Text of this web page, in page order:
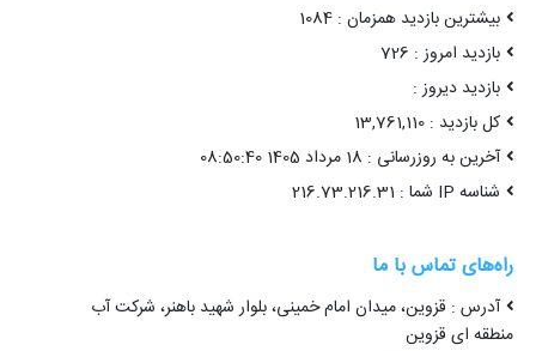
بیشترین بازدید همزمان : 1084
بازدید امروز : 726
بازدید دیروز :
کل بازدید : 13,761,110
آخرین به روزرسانی : 18 مرداد 1405 08:50:40
شناسه IP شما : 216.73.216.31
راه‌های تماس با ما
آدرس : قزوین، میدان امام خمینی، بلوار شهید باهنر، شرکت آب
منطقه ای قزوین